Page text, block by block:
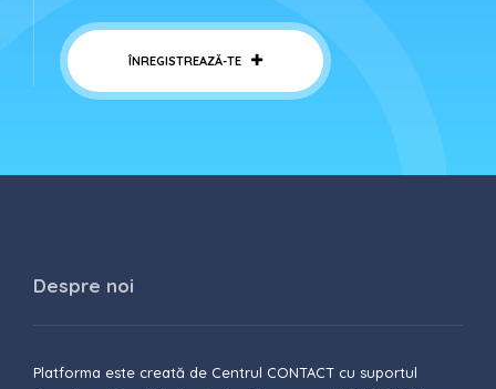
ÎNREGISTREAZĂ-TE
Despre noi
Platforma este creată de Centrul CONTACT cu suportul